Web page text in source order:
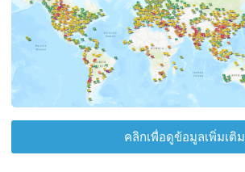
คลิกเพื่อดูข้อมูลเพิ่มเติม